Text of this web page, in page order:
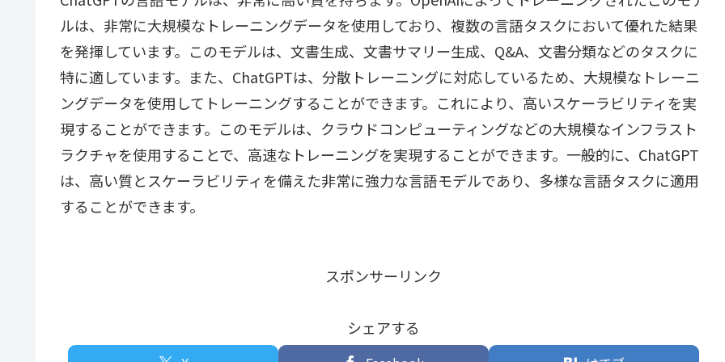
ルは、非常に大規模なトレーニングデータを使用しており、複数の言語タスクにおいて優れた結果
を発揮しています。このモデルは、文書生成、文書サマリー生成、Q&A、文書分類などのタスクに
特に適しています。また、ChatGPTは、分散トレーニングに対応しているため、大規模なトレーニ
ングデータを使用してトレーニングすることができます。これにより、高いスケーラビリティを実
現することができます。このモデルは、クラウドコンピューティングなどの大規模なインフラスト
ラクチャを使用することで、高速なトレーニングを実現することができます。一般的に、ChatGPT
は、高い質とスケーラビリティを備えた非常に強力な言語モデルであり、多様な言語タスクに適用
することができます。
スポンサーリンク
シェアする